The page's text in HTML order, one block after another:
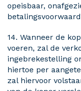
opeisbaar,
14. Wanneer de
voeren, zal de
ingebrekestelling
hiertoe per
zal hiervoor